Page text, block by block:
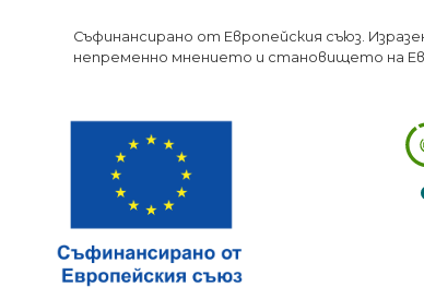
Съфинансирано от Европейския съюз.
непременно мнението и становището на